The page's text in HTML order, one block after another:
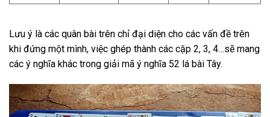
Lưu ý là các quân bài trên chỉ đại diện cho các vấn đề trên
khi đứng một mình, việc ghép thành các cặp 2, 3, 4…sẽ mang
các ý nghĩa khác trong giải mã ý nghĩa 52 lá bài Tây.